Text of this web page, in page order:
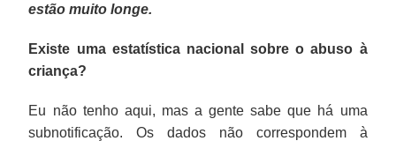
estão muito longe.
Existe uma estatística nacional sobre o abuso à
criança?
Eu não tenho aqui, mas a gente sabe que há uma
subnotificação. Os dados não correspondem à